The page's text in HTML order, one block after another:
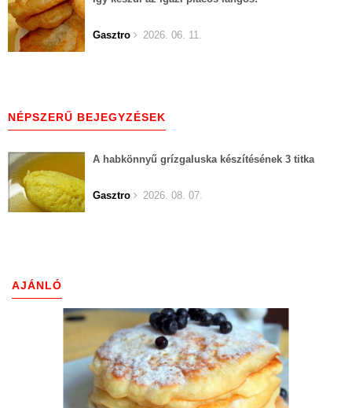
Gasztro 2026. 06. 11.
NÉPSZERŰ BEJEGYZÉSEK
A habkönnyű grízgaluska készítésének 3 titka
Gasztro 2026. 08. 07.
AJÁNLÓ